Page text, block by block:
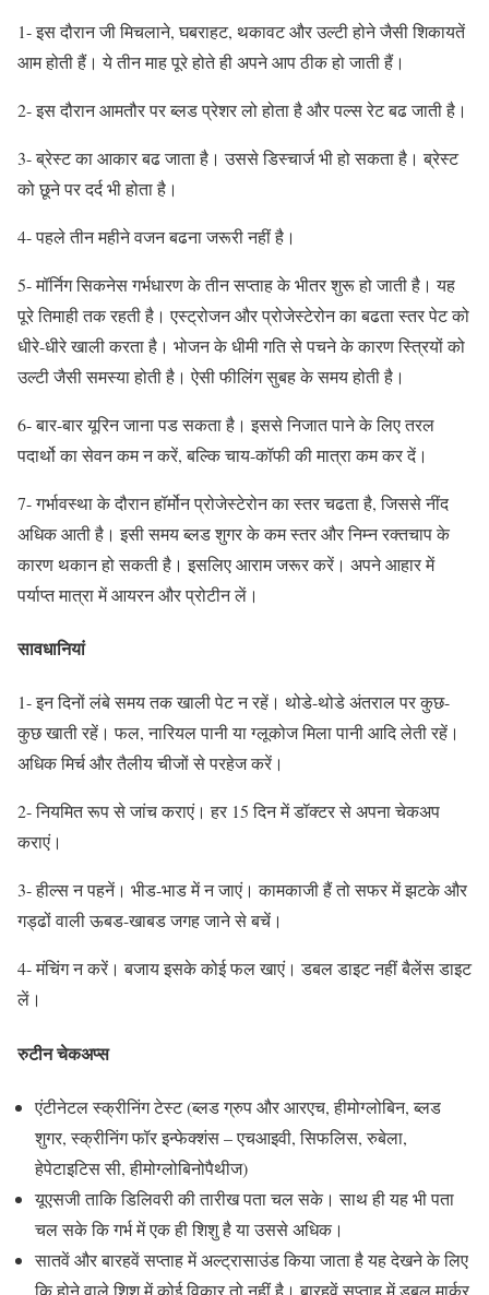
1- इस दौरान जी मिचलाने, घबराहट, थकावट और उल्टी होने जैसी शिकायतें
आम होती हैं। ये तीन माह पूरे होते ही अपने आप ठीक हो जाती हैं।
2- इस दौरान आमतौर पर ब्लड प्रेशर लो होता है और पल्स रेट बढ जाती है।
3- ब्रेस्ट का आकार बढ जाता है। उससे डिस्चार्ज भी हो सकता है। ब्रेस्ट
को छूने पर दर्द भी होता है।
4- पहले तीन महीने वजन बढना जरूरी नहीं है।
5- मॉर्निग सिकनेस गर्भधारण के तीन सप्ताह के भीतर शुरू हो जाती है। यह
पूरे तिमाही तक रहती है। एस्ट्रोजन और प्रोजेस्टेरोन का बढता स्तर पेट को
धीरे-धीरे खाली करता है। भोजन के धीमी गति से पचने के कारण स्त्रियों को
उल्टी जैसी समस्या होती है। ऐसी फीलिंग सुबह के समय होती है।
6- बार-बार यूरिन जाना पड सकता है। इससे निजात पाने के लिए तरल
पदार्थो का सेवन कम न करें, बल्कि चाय-कॉफी की मात्रा कम कर दें।
7- गर्भावस्था के दौरान हॉर्मोन प्रोजेस्टेरोन का स्तर चढता है, जिससे नींद
अधिक आती है। इसी समय ब्लड शुगर के कम स्तर और निम्न रक्तचाप के
कारण थकान हो सकती है। इसलिए आराम जरूर करें। अपने आहार में
पर्याप्त मात्रा में आयरन और प्रोटीन लें।
सावधानियां
1- इन दिनों लंबे समय तक खाली पेट न रहें। थोडे-थोडे अंतराल पर कुछ-
कुछ खाती रहें। फल, नारियल पानी या ग्लूकोज मिला पानी आदि लेती रहें।
अधिक मिर्च और तैलीय चीजों से परहेज करें।
2- नियमित रूप से जांच कराएं। हर 15 दिन में डॉक्टर से अपना चेकअप
कराएं।
3- हील्स न पहनें। भीड-भाड में न जाएं। कामकाजी हैं तो सफर में झटके और
गड्ढों वाली ऊबड-खाबड जगह जाने से बचें।
4- मंचिंग न करें। बजाय इसके कोई फल खाएं। डबल डाइट नहीं बैलेंस डाइट
लें।
रुटीन चेकअप्स
एंटीनेटल स्क्रीनिंग टेस्ट (ब्लड ग्रुप और आरएच, हीमोग्लोबिन, ब्लड
शुगर, स्क्रीनिंग फॉर इन्फेक्शंस – एचआइवी, सिफलिस, रुबेला,
हेपेटाइटिस सी, हीमोग्लोबिनोपैथीज)
यूएसजी ताकि डिलिवरी की तारीख पता चल सके। साथ ही यह भी पता
चल सके कि गर्भ में एक ही शिशु है या उससे अधिक।
सातवें और बारहवें सप्ताह में अल्ट्रासाउंड किया जाता है यह देखने के लिए
कि होने वाले शिशु में कोई विकार तो नहीं है। बारहवें सप्ताह में डबल मार्कर